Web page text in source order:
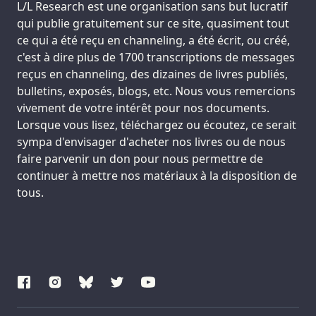
Support us:
L/L Research est une organisation sans but lucratif
qui publie gratuitement sur ce site, quasiment tout
ce qui a été reçu en channeling, a été écrit, ou créé,
c'est à dire plus de 1700 transcriptions de messages
reçus en channeling, des dizaines de livres publiés,
bulletins, exposés, blogs, etc. Nous vous remercions
vivement de votre intérêt pour nos documents.
Lorsque vous lisez, téléchargez ou écoutez, ce serait
sympa d'envisager d'acheter nos livres ou de nous
faire parvenir un don pour nous permettre de
continuer à mettre nos matériaux à la disposition de
tous.